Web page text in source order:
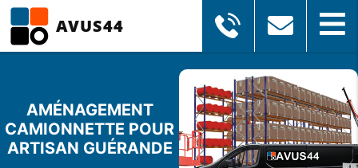
AVUS44
AMÉNAGEMENT
CAMIONNETTE POUR
ARTISAN GUÉRANDE